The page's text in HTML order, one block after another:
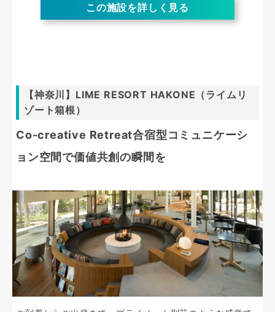
この施設を詳しく見る
【神奈川】LIME RESORT HAKONE（ライムリ
ゾート箱根）
Co-creative Retreat合宿型コミュニケーシ
ョン空間で価値共創の瞬間を